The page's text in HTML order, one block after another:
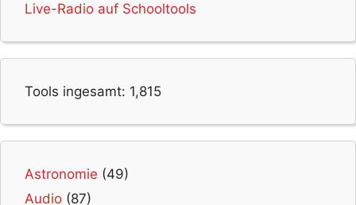
Live-Radio auf Schooltools
Tools ingesamt: 1,815
Astronomie (49)
Audio (87)